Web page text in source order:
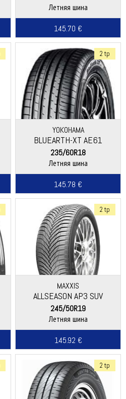
Летняя шина
145.70 €
2 tp
YOKOHAMA
BLUEARTH-XT AE61
235/60R18
Летняя шина
145.78 €
2 tp
MAXXIS
ALLSEASON AP3 SUV
245/50R19
Летняя шина
145.92 €
2 tp